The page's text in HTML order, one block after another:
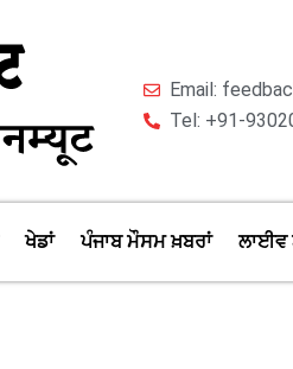
Email:
Tel: +91-
ਖੇਡਾਂ ਪੰਜਾਬ ਮੌਸਮ ਖ਼ਬਰਾਂ ਲਾਈਵ